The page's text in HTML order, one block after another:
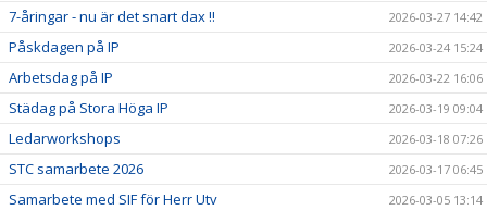
7-åringar - nu är det snart dax !! 2026-03-27 14:42
Påskdagen på IP 2026-03-24 15:24
Arbetsdag på IP 2026-03-22 16:06
Städag på Stora Höga IP 2026-03-19 09:04
Ledarworkshops 2026-03-18 07:26
STC samarbete 2026 2026-03-17 06:45
Samarbete med SIF för Herr Utv 2026-03-05 13:14